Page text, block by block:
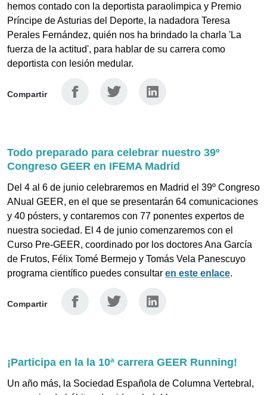
hemos contado con la deportista paraolimpica y Premio
Príncipe de Asturias del Deporte, la nadadora Teresa
Perales Fernández, quién nos ha brindado la charla 'La
fuerza de la actitud', para hablar de su carrera como
deportista con lesión medular.
Compartir
Facebook Twitter Linkedin
Todo preparado para celebrar nuestro 39º
Congreso GEER en IFEMA Madrid
Del 4 al 6 de junio celebraremos en Madrid el 39º Congreso
ANual GEER, en el que se presentarán 64 comunicaciones
y 40 pósters, y contaremos con 77 ponentes expertos de
nuestra sociedad. El 4 de junio comenzaremos con el
Curso Pre-GEER, coordinado por los doctores Ana García
de Frutos, Félix Tomé Bermejo y Tomás Vela Panescuyo
programa científico puedes consultar en este enlace.
Compartir
Facebook Twitter Linkedin
¡Participa en la la 10ª carrera GEER Running!
Un año más, la Sociedad Española de Columna Vertebral,